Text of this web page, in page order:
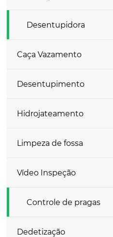
Desentupidora
Caça Vazamento
Desentupimento
Hidrojateamento
Limpeza de fossa
Vídeo Inspeção
Controle de pragas
Dedetização